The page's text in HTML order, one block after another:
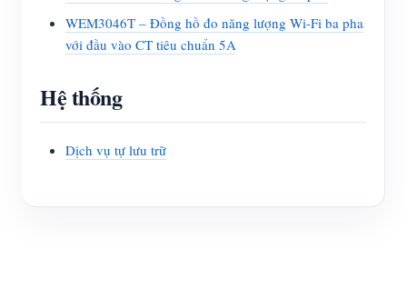
WEM3046T – Đồng hồ đo năng lượng Wi-Fi ba pha
với đầu vào CT tiêu chuẩn 5A
Hệ thống
Dịch vụ tự lưu trữ